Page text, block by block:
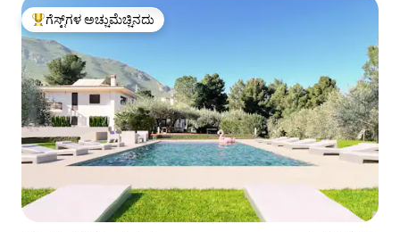
ಗೆಸ್ಟ್‌ಗಳಿಗೆ ಅತಿ ಹೆಚ್ಚು ಅಚ್ಚುಮೆಚ್ಚಿನದು
ಗೆಸ್ಟ್‌ಗಳ ಅಚ್ಚುಮೆಚ್ಚಿನದು